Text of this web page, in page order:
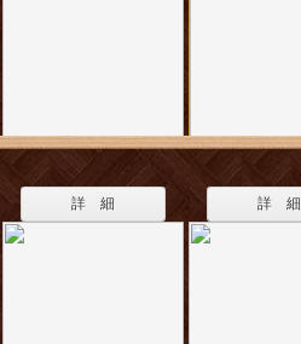
詳 細 詳 細